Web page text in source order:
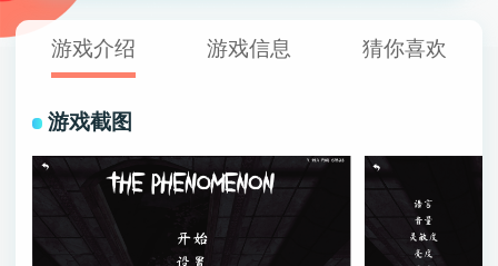
游戏介绍 游戏信息 猜你喜欢
游戏截图